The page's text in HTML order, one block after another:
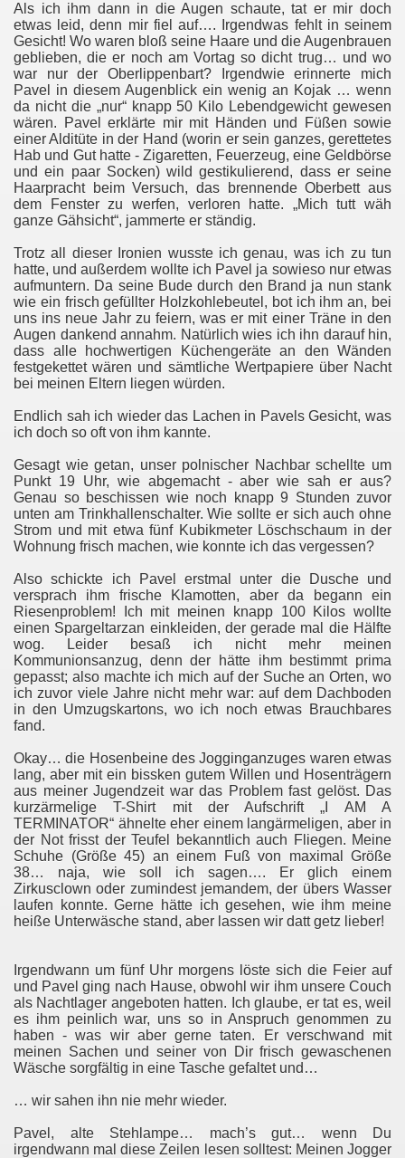
Als ich ihm dann in die Augen schaute, tat er mir doch
etwas leid, denn mir fiel auf…. Irgendwas fehlt in seinem
Gesicht! Wo waren bloß seine Haare und die Augenbrauen
geblieben, die er noch am Vortag so dicht trug… und wo
war nur der Oberlippenbart? Irgendwie erinnerte mich
Pavel in diesem Augenblick ein wenig an Kojak … wenn
da nicht die „nur“ knapp 50 Kilo Lebendgewicht gewesen
wären. Pavel erklärte mir mit Händen und Füßen sowie
einer Alditüte in der Hand (worin er sein ganzes, gerettetes
Hab und Gut hatte - Zigaretten, Feuerzeug, eine Geldbörse
und ein paar Socken) wild gestikulierend, dass er seine
Haarpracht beim Versuch, das brennende Oberbett aus
dem Fenster zu werfen, verloren hatte. „Mich tutt wäh
ganze Gähsicht“, jammerte er ständig.
Trotz all dieser Ironien wusste ich genau, was ich zu tun
hatte, und außerdem wollte ich Pavel ja sowieso nur etwas
aufmuntern. Da seine Bude durch den Brand ja nun stank
wie ein frisch gefüllter Holzkohlebeutel, bot ich ihm an, bei
uns ins neue Jahr zu feiern, was er mit einer Träne in den
Augen dankend annahm. Natürlich wies ich ihn darauf hin,
dass alle hochwertigen Küchengeräte an den Wänden
festgekettet wären und sämtliche Wertpapiere über Nacht
bei meinen Eltern liegen würden.
Endlich sah ich wieder das Lachen in Pavels Gesicht, was
ich doch so oft von ihm kannte.
Gesagt wie getan, unser polnischer Nachbar schellte um
Punkt 19 Uhr, wie abgemacht - aber wie sah er aus?
Genau so beschissen wie noch knapp 9 Stunden zuvor
unten am Trinkhallenschalter. Wie sollte er sich auch ohne
Strom und mit etwa fünf Kubikmeter Löschschaum in der
Wohnung frisch machen, wie konnte ich das vergessen?
Also schickte ich Pavel erstmal unter die Dusche und
versprach ihm frische Klamotten, aber da begann ein
Riesenproblem! Ich mit meinen knapp 100 Kilos wollte
einen Spargeltarzan einkleiden, der gerade mal die Hälfte
wog. Leider besaß ich nicht mehr meinen
Kommunionsanzug, denn der hätte ihm bestimmt prima
gepasst; also machte ich mich auf der Suche an Orten, wo
ich zuvor viele Jahre nicht mehr war: auf dem Dachboden
in den Umzugskartons, wo ich noch etwas Brauchbares
fand.
Okay… die Hosenbeine des Jogginganzuges waren etwas
lang, aber mit ein bissken gutem Willen und Hosenträgern
aus meiner Jugendzeit war das Problem fast gelöst. Das
kurzärmelige T-Shirt mit der Aufschrift „I AM A
TERMINATOR“ ähnelte eher einem langärmeligen, aber in
der Not frisst der Teufel bekanntlich auch Fliegen. Meine
Schuhe (Größe 45) an einem Fuß von maximal Größe
38… naja, wie soll ich sagen…. Er glich einem
Zirkusclown oder zumindest jemandem, der übers Wasser
laufen konnte. Gerne hätte ich gesehen, wie ihm meine
heiße Unterwäsche stand, aber lassen wir datt getz lieber!
Irgendwann um fünf Uhr morgens löste sich die Feier auf
und Pavel ging nach Hause, obwohl wir ihm unsere Couch
als Nachtlager angeboten hatten. Ich glaube, er tat es, weil
es ihm peinlich war, uns so in Anspruch genommen zu
haben - was wir aber gerne taten. Er verschwand mit
meinen Sachen und seiner von Dir frisch gewaschenen
Wäsche sorgfältig in eine Tasche gefaltet und…
… wir sahen ihn nie mehr wieder.
Pavel, alte Stehlampe… mach’s gut… wenn Du
irgendwann mal diese Zeilen lesen solltest: Meinen Jogger